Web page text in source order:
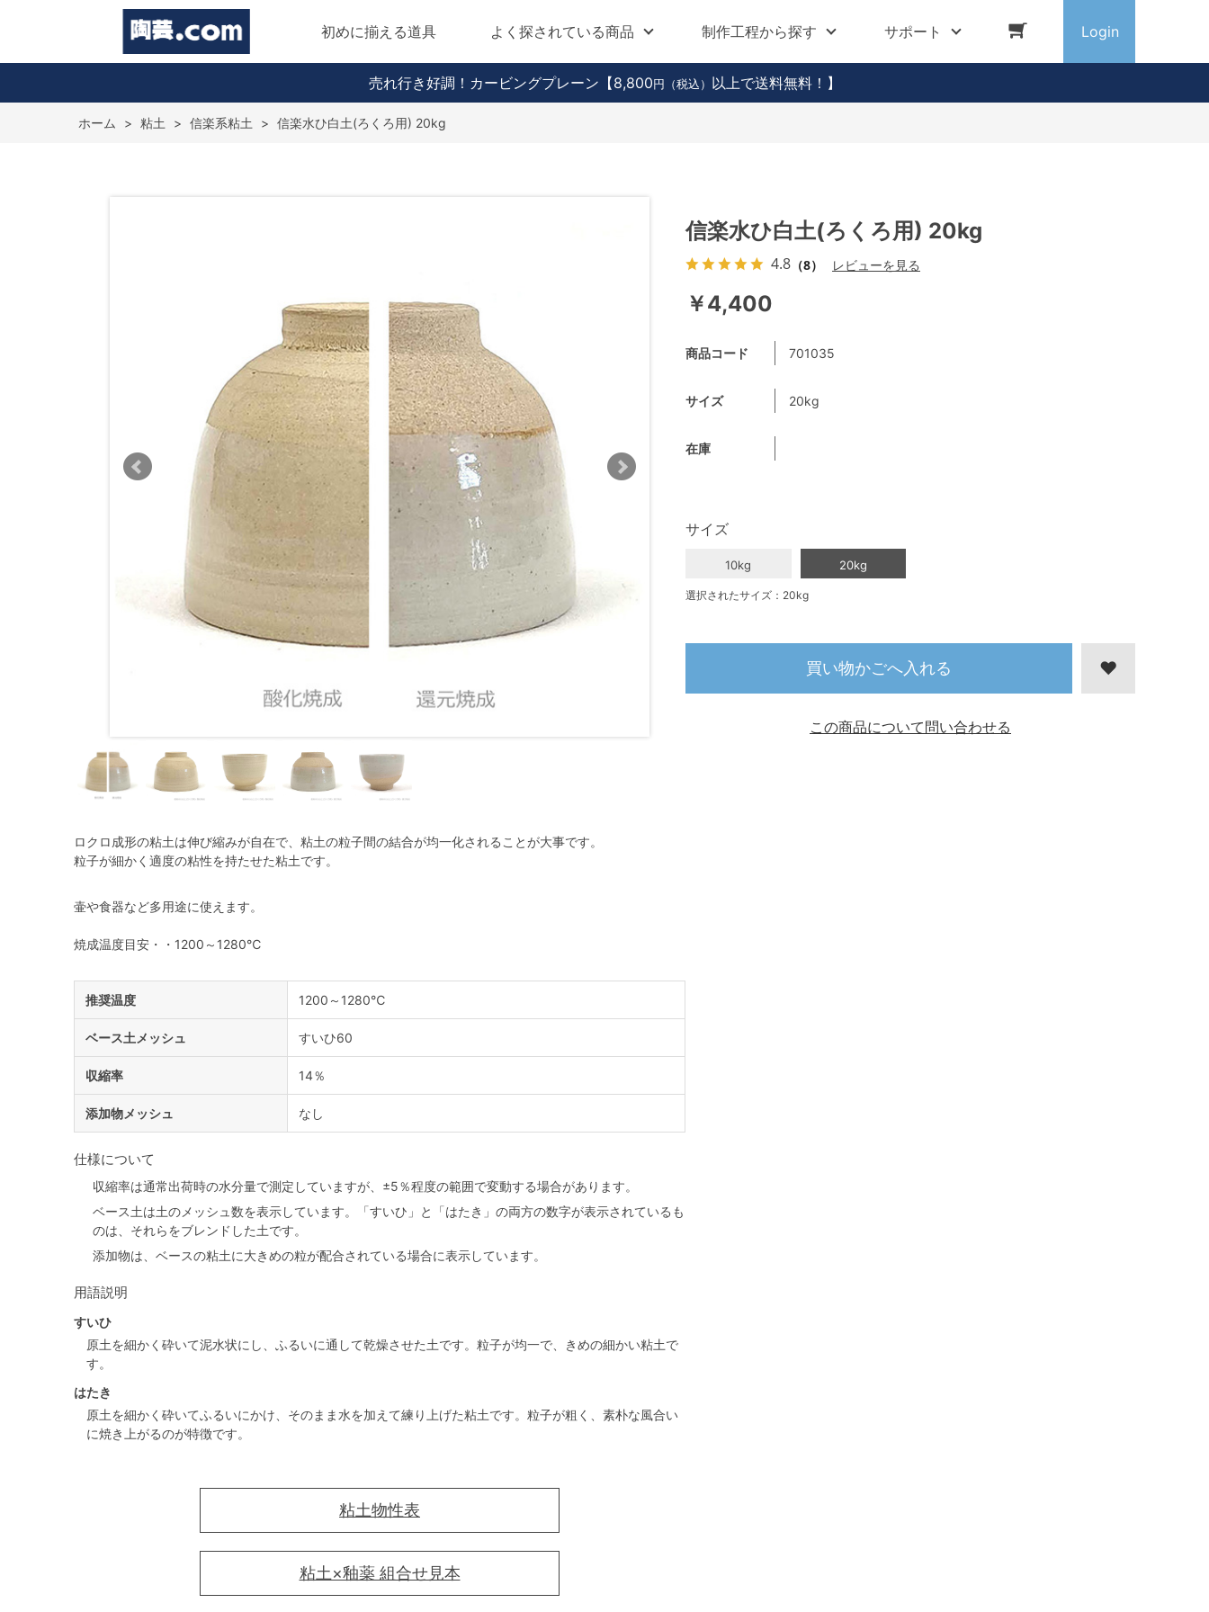
初めに揃える道具 よく探されている商品 制作工程から探す サポート Login
売れ行き好調！カービングプレーン 【8,800 円（税込） 以上で送料無料！】
ホーム > 粘土 > 信楽系粘土 > 信楽水ひ白土(ろくろ用) 20kg
ロクロ成形の粘土は伸び縮みが自在で、粘土の粒子間の結合が均一化されることが大事です。
粒子が細かく適度の粘性を持たせた粘土です。
壷や食器など多用途に使えます。
焼成温度目安・・1200～1280℃
推奨温度 1200～1280℃
ベース土メッシュ すいひ60
収縮率 14％
添加物メッシュ なし
仕様について
収縮率は通常出荷時の水分量で測定していますが、±5％程度の範囲で変動する場合があります。
ベース土は土のメッシュ数を表示しています。「すいひ」と「はたき」の両方の数字が表示されているも
のは、それらをブレンドした土です。
添加物は、ベースの粘土に大きめの粒が配合されている場合に表示しています。
用語説明
すいひ
原土を細かく砕いて泥水状にし、ふるいに通して乾燥させた土です。粒子が均一で、きめの細かい粘土で
す。
はたき
原土を細かく砕いてふるいにかけ、そのまま水を加えて練り上げた粘土です。粒子が粗く、素朴な風合い
に焼き上がるのが特徴です。
粘土物性表
粘土×釉薬 組合せ見本
信楽水ひ白土(ろくろ用) 20kg
4.8 （8） レビューを見る
￥4,400
商品コード 701035
サイズ 20kg
在庫
サイズ
10kg 20kg
選択されたサイズ：20kg
買い物かごへ入れる
この商品について問い合わせる